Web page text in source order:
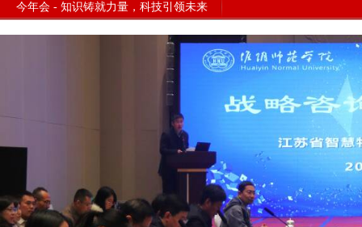
今年会 - 知识铸就力量，科技引领未来